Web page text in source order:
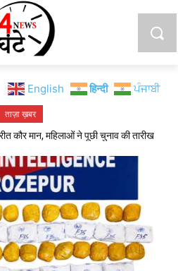
English हिन्दी ਪੰਜਾਬੀ
ताज़ा ख़बर
कौर मान, महिलाओं ने पूछी चुनाव की तारीख
भाजपा से समझौते की कोशिश का लगाया आरोप